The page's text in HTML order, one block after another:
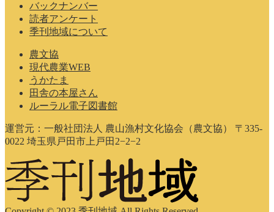
バックナンバー
読者アンケート
季刊地域について
農文協
現代農業WEB
うかたま
田舎の本屋さん
ルーラル電子図書館
運営元：一般社団法人 農山漁村文化協会（農文協） 〒335-
0022 埼玉県戸田市上戸田2−2−2